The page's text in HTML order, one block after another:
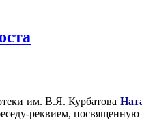
им. В.Я. Курбатова
реквием,